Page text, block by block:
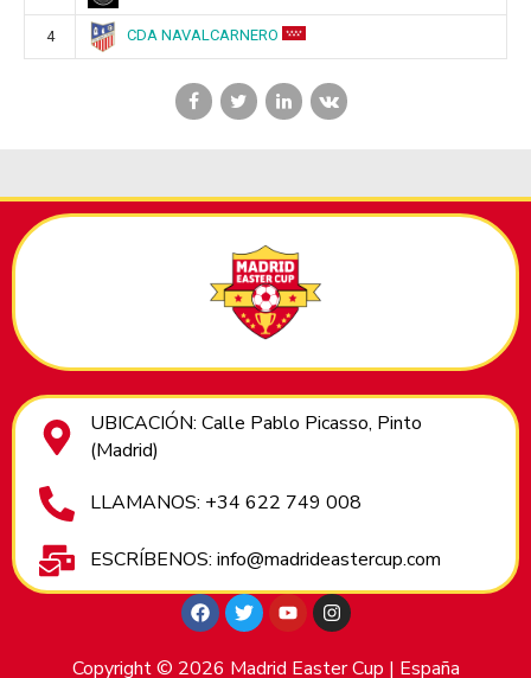
4 CDA NAVALCARNERO
UBICACIÓN: Calle Pablo Picasso, Pinto
(Madrid)
LLAMANOS: +34 622 749 008
ESCRÍBENOS: info@madrideastercup.com
Copyright © 2026 Madrid Easter Cup | España